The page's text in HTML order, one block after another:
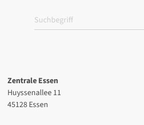
Zentrale Essen
Huyssenallee 11
45128 Essen